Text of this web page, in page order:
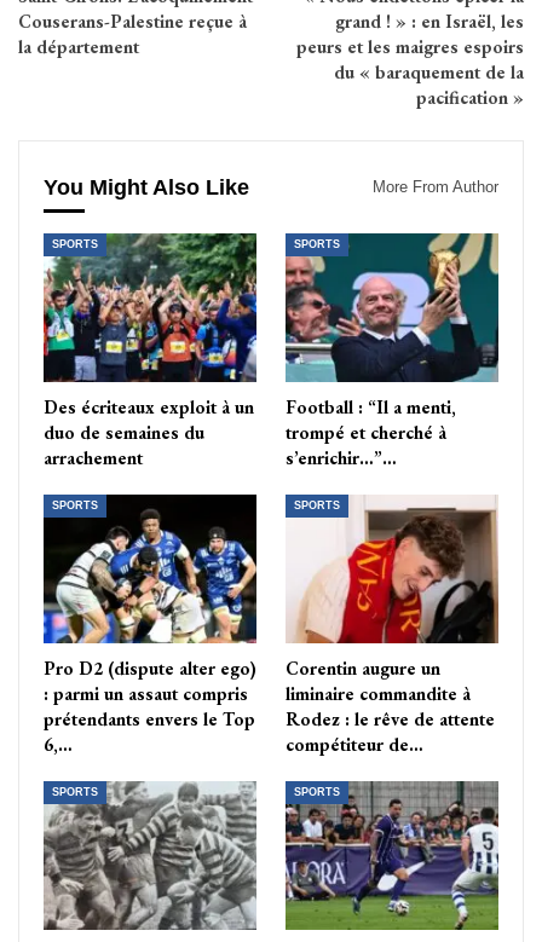
Couserans-Palestine reçue à
la département
grand ! » : en Israël, les
peurs et les maigres espoirs
du « baraquement de la
pacification »
You Might Also Like More From Author
SPORTS
Des écriteaux exploit à un
duo de semaines du
arrachement
SPORTS
Football : “Il a menti,
trompé et cherché à
s’enrichir…”…
SPORTS
Pro D2 (dispute alter ego)
: parmi un assaut compris
prétendants envers le Top
6,…
SPORTS
Corentin augure un
liminaire commandite à
Rodez : le rêve de attente
compétiteur de…
SPORTS SPORTS